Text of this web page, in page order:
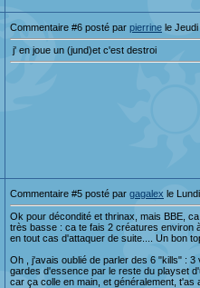
Commentaire #6 posté par pierrine le
j' en joue un (jund)et c'est destroi
Commentaire #5 posté par gagalex le
Ok pour décondité et thrinax, mais BBE,
très basse : ca te fais 2 créatures environ
en tout cas d'attaquer de suite.... Un bon
Oh , j'avais oublié de parler des 6 "kills" :
gardes d'essence par le reste du playset
car ça colle en main, et généralement,